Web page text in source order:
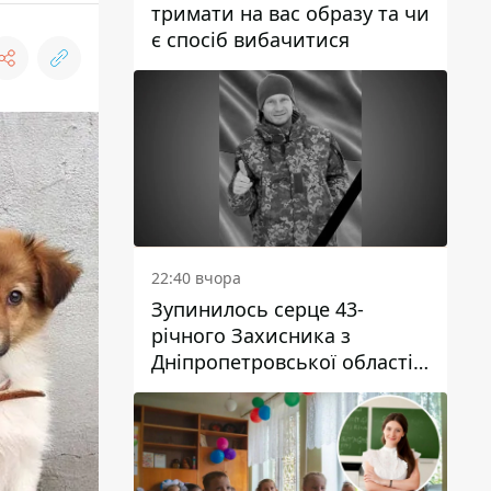
тримати на вас образу та чи
є спосіб вибачитися
22:40 вчора
Зупинилось серце 43-
річного Захисника з
Дніпропетровської області
Євгена Зінченка